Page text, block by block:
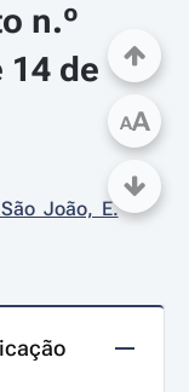
n.º
14 de
João, E.
AA